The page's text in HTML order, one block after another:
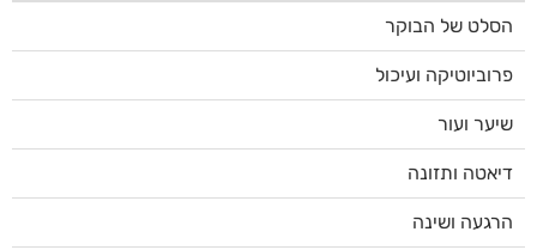
הסלט של הבוקר
פרוביוטיקה ועיכול
שיער ועור
דיאטה ותזונה
הרגעה ושינה